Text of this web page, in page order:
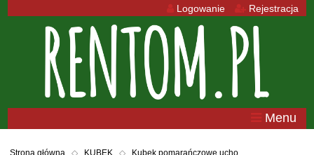
Logowanie Rejestracja
Menu
Strona główna KUBEK Kubek pomarańczowe ucho